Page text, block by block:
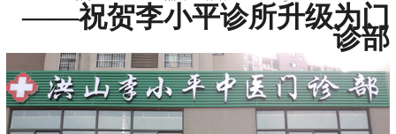
——祝贺李小平诊所升级为门
诊部